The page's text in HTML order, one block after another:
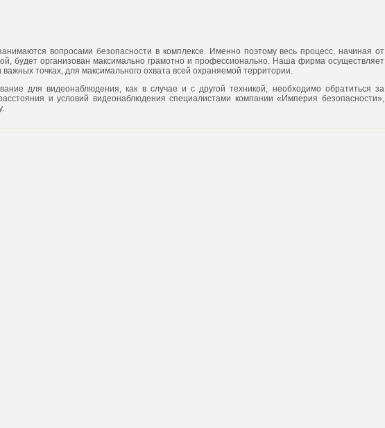
вопросами безопасности в комплексе. Именно поэтому весь процесс, начиная от
будет организован максимально грамотно и профессионально. Наша фирма осуществляет
точках, для максимального охвата всей охраняемой территории.
для видеонаблюдения, как в случае и с другой техникой, необходимо обратиться за
и условий видеонаблюдения специалистами компании «Империя безопасности»,